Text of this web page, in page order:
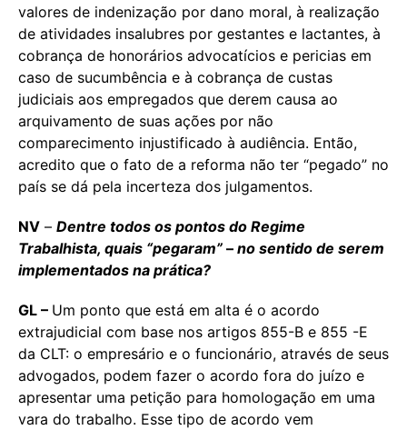
valores de indenização por dano moral, à realização
de atividades insalubres por gestantes e lactantes, à
cobrança de honorários advocatícios e pericias em
caso de sucumbência e à cobrança de custas
judiciais aos empregados que derem causa ao
arquivamento de suas ações por não
comparecimento injustificado à audiência. Então,
acredito que o fato de a reforma não ter “pegado” no
país se dá pela incerteza dos julgamentos.
NV – Dentre todos os pontos do Regime
Trabalhista, quais “pegaram” – no sentido de serem
implementados na prática?
GL – Um ponto que está em alta é o acordo
extrajudicial com base nos artigos 855-B e 855 -E
da CLT: o empresário e o funcionário, através de seus
advogados, podem fazer o acordo fora do juízo e
apresentar uma petição para homologação em uma
vara do trabalho. Esse tipo de acordo vem